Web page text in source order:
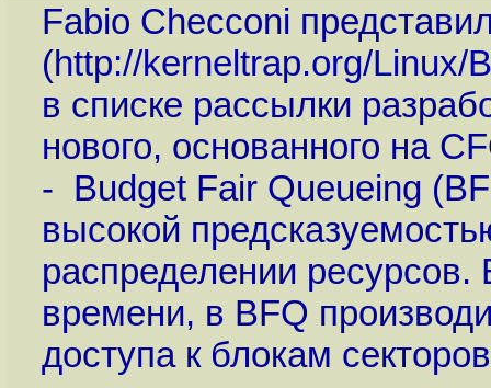
Fabio Checconi
(http://kerneltrap.org/Linux/
в списке рассылки
нового, основанного на
- Budget Fair Queueing
высокой
распределении
времени, в BFQ
доступа к блокам